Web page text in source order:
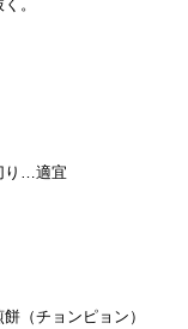
。
り…適宜
（チョンピョン）